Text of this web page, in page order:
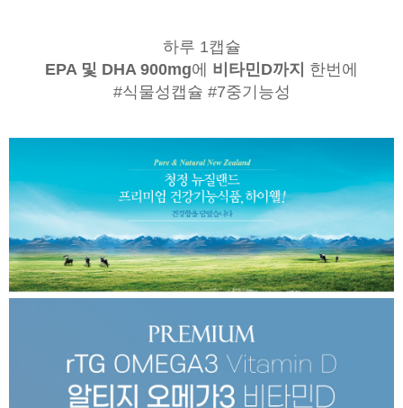
하루 1캡슐
EPA 및 DHA 900mg에 비타민D까지 한번에
#식물성캡슐 #7중기능성